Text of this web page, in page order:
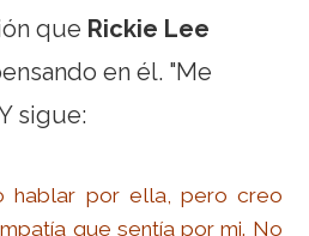
que Rickie Lee
en él. "Me
sigue:
hablar por ella, pero creo
que sentía por mi. No